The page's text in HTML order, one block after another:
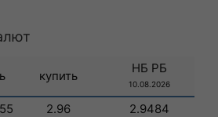
купить
НБ РБ
10.08.2026
2.96
2.9484